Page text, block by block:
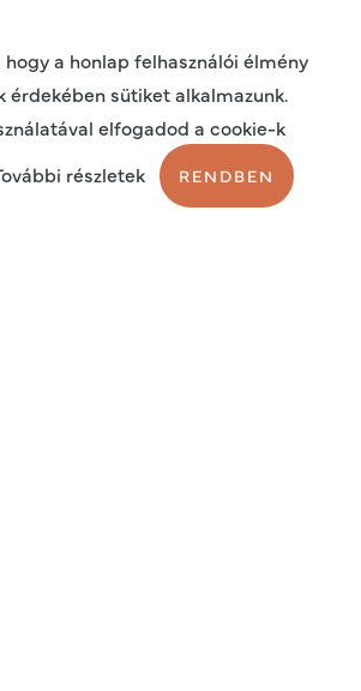
hogy a honlap felhasználói élmény
érdekében sütiket alkalmazunk.
elfogadod a cookie-k
részletek
RENDBEN